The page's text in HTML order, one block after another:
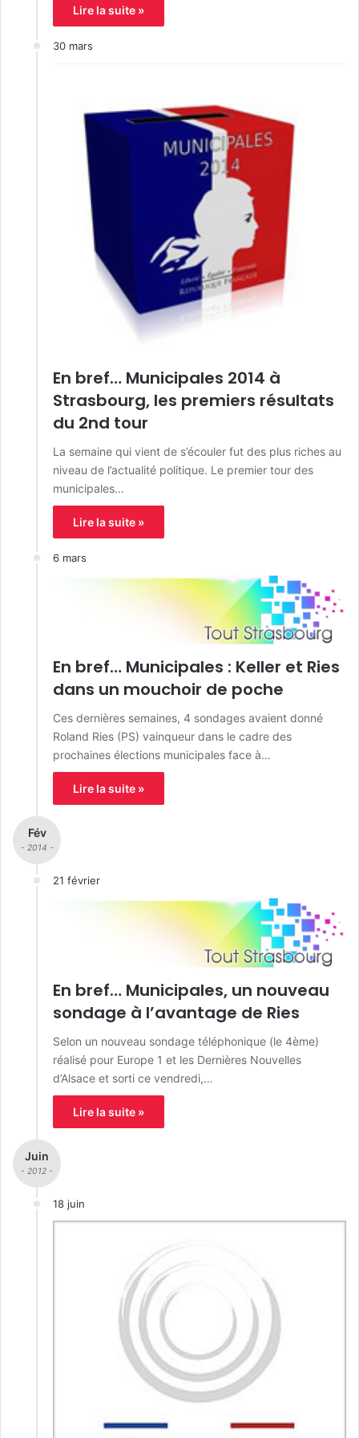
Lire la suite »
30 mars
En bref… Municipales 2014 à
Strasbourg, les premiers résultats
du 2nd tour
La semaine qui vient de s’écouler fut des plus riches au
niveau de l’actualité politique. Le premier tour des
municipales…
Lire la suite »
6 mars
En bref… Municipales : Keller et Ries
dans un mouchoir de poche
Ces dernières semaines, 4 sondages avaient donné
Roland Ries (PS) vainqueur dans le cadre des
prochaines élections municipales face à…
Lire la suite »
Fév
- 2014 -
21 février
En bref… Municipales, un nouveau
sondage à l’avantage de Ries
Selon un nouveau sondage téléphonique (le 4ème)
réalisé pour Europe 1 et les Dernières Nouvelles
d’Alsace et sorti ce vendredi,…
Lire la suite »
Juin
- 2012 -
18 juin